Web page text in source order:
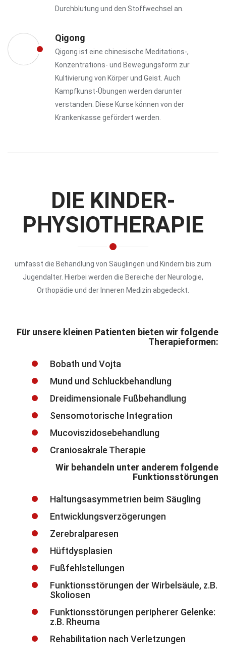
Durchblutung und den Stoffwechsel an.
Qigong
Qigong ist eine chinesische Meditations-,
Konzentrations- und Bewegungsform zur
Kultivierung von Körper und Geist. Auch
Kampfkunst-Übungen werden darunter
verstanden. Diese Kurse können von der
Krankenkasse gefördert werden.
DIE KINDER-
PHYSIOTHERAPIE
umfasst die Behandlung von Säuglingen und Kindern bis zum
Jugendalter. Hierbei werden die Bereiche der Neurologie,
Orthopädie und der Inneren Medizin abgedeckt.
Für unsere kleinen Patienten bieten wir folgende
Therapieformen:
Bobath und Vojta
Mund und Schluckbehandlung
Dreidimensionale Fußbehandlung
Sensomotorische Integration
Mucoviszidosebehandlung
Craniosakrale Therapie
Wir behandeln unter anderem folgende
Funktionsstörungen
Haltungsasymmetrien beim Säugling
Entwicklungsverzögerungen
Zerebralparesen
Hüftdysplasien
Fußfehlstellungen
Funktionsstörungen der Wirbelsäule, z.B.
Skoliosen
Funktionsstörungen peripherer Gelenke:
z.B. Rheuma
Rehabilitation nach Verletzungen